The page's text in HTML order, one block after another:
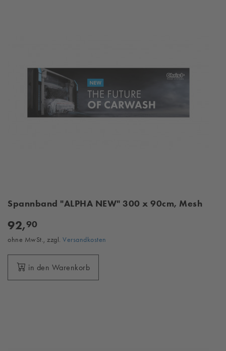
Spannband "ALPHA NEW" 300 x 90cm, Mesh
92,90
ohne MwSt., zzgl. Versandkosten
in den Warenkorb